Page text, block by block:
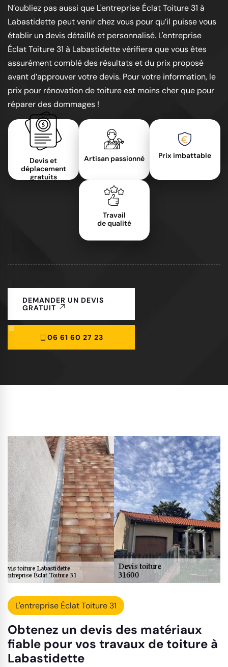
N’oubliez pas aussi que L'entreprise Éclat Toiture 31 à
Labastidette peut venir chez vous pour qu’il puisse vous
établir un devis détaillé et personnalisé. L'entreprise
Éclat Toiture 31 à Labastidette vérifiera que vous êtes
assurément comblé des résultats et du prix proposé
avant d’approuver votre devis. Pour votre information, le
prix pour rénovation de toiture est moins cher que pour
réparer des dommages !
Devis et
déplacement
gratuits
Artisan passionné Prix imbattable
Travail
de qualité
DEMANDER UN DEVIS
GRATUIT
06 61 60 27 23
L'entreprise Éclat Toiture 31
Obtenez un devis des matériaux
fiable pour vos travaux de toiture à
Labastidette